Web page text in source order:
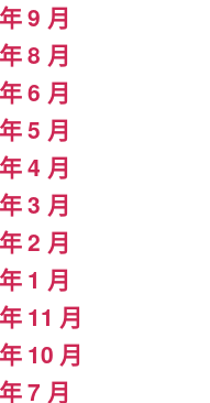
9 月
8 月
6 月
5 月
4 月
3 月
2 月
1 月
11 月
10 月
7 月